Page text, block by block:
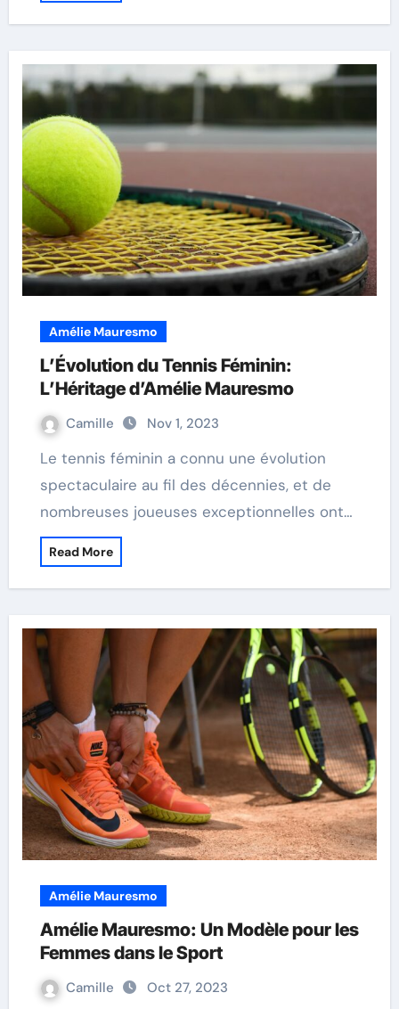
Amélie Mauresmo
L’Évolution du Tennis Féminin:
L’Héritage d’Amélie Mauresmo
Camille Nov 1, 2023
Le tennis féminin a connu une évolution
spectaculaire au fil des décennies, et de
nombreuses joueuses exceptionnelles ont…
Read More
Amélie Mauresmo
Amélie Mauresmo: Un Modèle pour les
Femmes dans le Sport
Camille Oct 27, 2023